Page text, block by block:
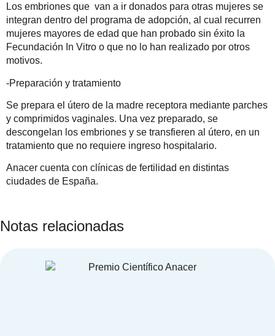
Los embriones que van a ir donados para otras mujeres se
integran dentro del programa de adopción, al cual recurren
mujeres mayores de edad que han probado sin éxito la
Fecundación In Vitro o que no lo han realizado por otros
motivos.
-Preparación y tratamiento
Se prepara el útero de la madre receptora mediante parches
y comprimidos vaginales. Una vez preparado, se
descongelan los embriones y se transfieren al útero, en un
tratamiento que no requiere ingreso hospitalario.
Anacer cuenta con clínicas de fertilidad en distintas
ciudades de España.
Notas relacionadas